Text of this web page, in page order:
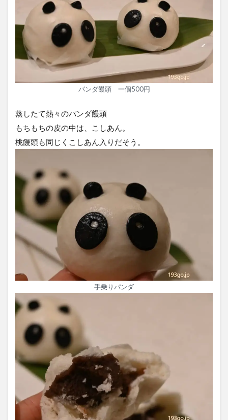
パンダ饅頭 一個500円
蒸したて熱々のパンダ饅頭
もちもちの皮の中は、こしあん。
桃饅頭も同じくこしあん入りだそう。
手乗りパンダ